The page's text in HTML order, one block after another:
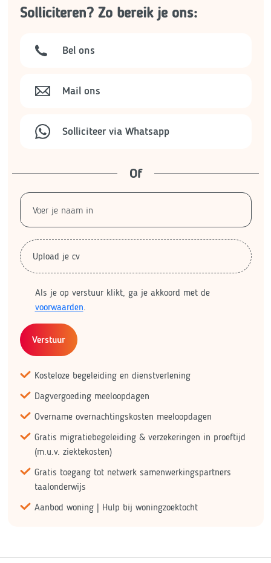
Solliciteren? Zo bereik je ons:
Bel ons
Mail ons
Solliciteer via Whatsapp
Of
Upload je cv
Als je op verstuur klikt, ga je akkoord met de
voorwaarden.
Verstuur
Kosteloze begeleiding en dienstverlening
Dagvergoeding meeloopdagen
Overname overnachtingskosten meeloopdagen
Gratis migratiebegeleiding & verzekeringen in proeftijd
(m.u.v. ziektekosten)
Gratis toegang tot netwerk samenwerkingspartners
taalonderwijs
Aanbod woning | Hulp bij woningzoektocht